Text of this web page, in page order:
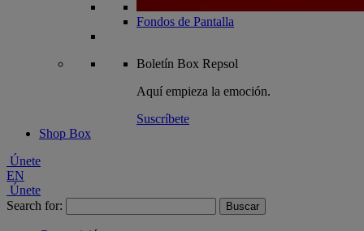
Fondos de Pantalla
Boletín Box Repsol
Aquí empieza la emoción.
Suscríbete
Shop Box
Únete
EN
Únete
Search for: